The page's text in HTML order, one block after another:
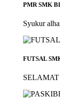
PMR SMK
Syukur
FUTSAL